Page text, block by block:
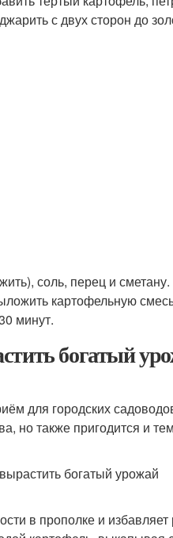
с двух сторон до
соль, перец и
картофельную
минут.
богатый
для городских
но также пригодится и
в прополке и избавляет